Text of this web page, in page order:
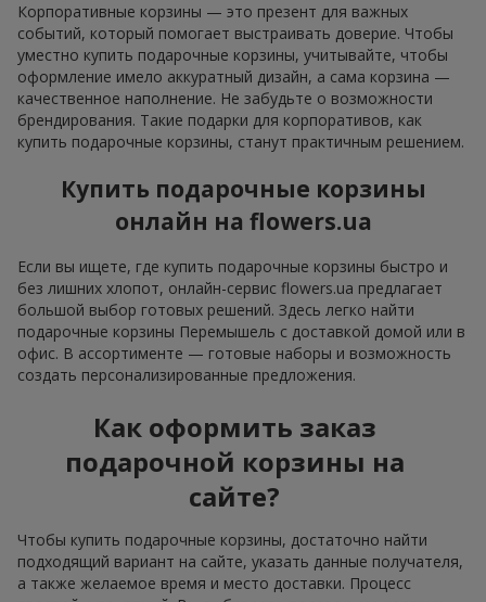
Корпоративные корзины — это презент для важных
событий, который помогает выстраивать доверие. Чтобы
уместно купить подарочные корзины, учитывайте, чтобы
оформление имело аккуратный дизайн, а сама корзина —
качественное наполнение. Не забудьте о возможности
брендирования. Такие подарки для корпоративов, как
купить подарочные корзины, станут практичным решением.
Купить подарочные корзины
онлайн на flowers.ua
Если вы ищете, где купить подарочные корзины быстро и
без лишних хлопот, онлайн-сервис flowers.ua предлагает
большой выбор готовых решений. Здесь легко найти
подарочные корзины Перемышель с доставкой домой или в
офис. В ассортименте — готовые наборы и возможность
создать персонализированные предложения.
Как оформить заказ
подарочной корзины на
сайте?
Чтобы купить подарочные корзины, достаточно найти
подходящий вариант на сайте, указать данные получателя,
а также желаемое время и место доставки. Процесс